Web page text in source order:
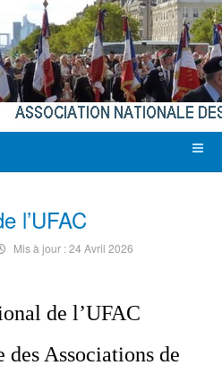
l’UFAC
Mis à jour : 24 Avril 2026
de l’UFAC
des Associations de